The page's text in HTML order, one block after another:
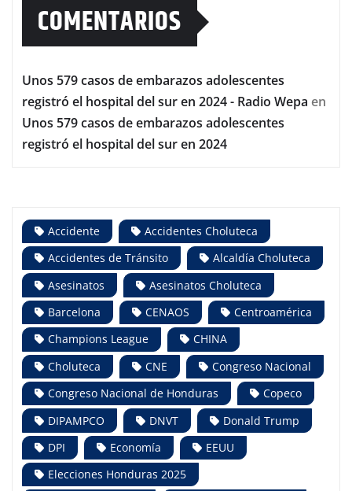
COMENTARIOS
Unos 579 casos de embarazos adolescentes
registró el hospital del sur en 2024 - Radio Wepa en
Unos 579 casos de embarazos adolescentes
registró el hospital del sur en 2024
Accidente
Accidentes Choluteca
Accidentes de Tránsito
Alcaldía Choluteca
Asesinatos
Asesinatos Choluteca
Barcelona
CENAOS
Centroamérica
Champions League
CHINA
Choluteca
CNE
Congreso Nacional
Congreso Nacional de Honduras
Copeco
DIPAMPCO
DNVT
Donald Trump
DPI
Economía
EEUU
Elecciones Honduras 2025